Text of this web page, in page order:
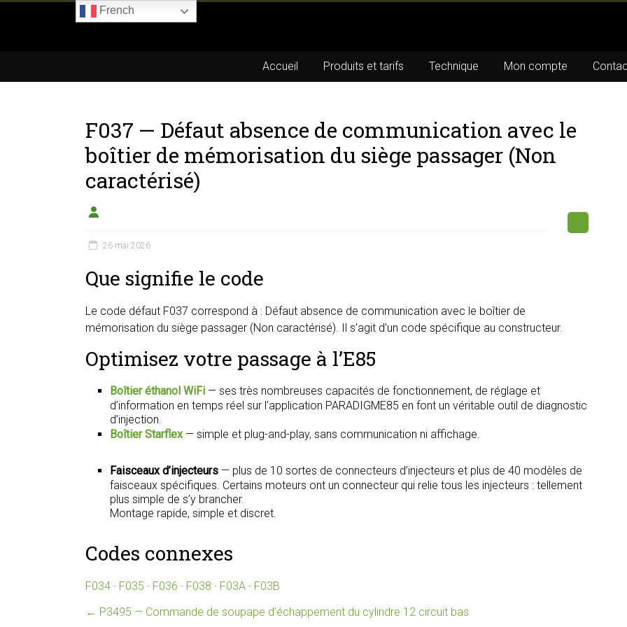
du
boîtier
éthanol
Accueil Produits et tarifs Technique Mon compte
F037 — Défaut absence de communication avec le
boîtier de mémorisation du siège passager (Non
caractérisé)
26 mai 2026
Que signifie le code
Le code défaut F037 correspond à : Défaut absence de communication avec le boîtier de
mémorisation du siège passager (Non caractérisé). Il s’agit d’un code spécifique au constructeur.
Optimisez votre passage à l’E85
Boîtier éthanol WiFi — ses très nombreuses capacités de fonctionnement, de réglage et
d’information en temps réel sur l’application PARADIGME85 en font un véritable outil de diagnostic
d’injection.
Boîtier Starflex— simple et plug-and-play, sans communication ni affichage.
Faisceaux d’injecteurs — plus de 10 sortes de connecteurs d’injecteurs et plus de 40 modèles de
faisceaux spécifiques. Certains moteurs ont un connecteur qui relie tous les injecteurs : tellement
plus simple de s’y brancher.
Montage rapide, simple et discret.
Codes connexes
F034 · F035 · F036 · F038 · F03A · F03B
← P3495 — Commande de soupape d’échappement du cylindre 12 circuit bas
French